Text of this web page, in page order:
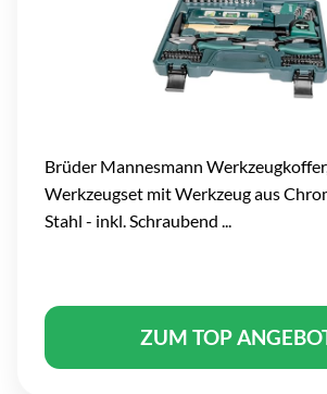
Brüder Mannesmann
Werkzeugset mit Werkzeug aus
Stahl - inkl. Schraubend ...
ZUM TOP